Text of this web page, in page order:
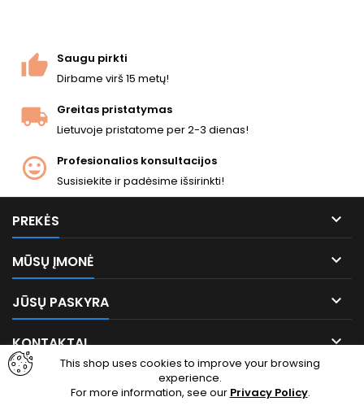
Saugu pirkti
Dirbame virš 15 metų!
Greitas pristatymas
Lietuvoje pristatome per 2-3 dienas!
Profesionalios konsultacijos
Susisiekite ir padėsime išsirinkti!
PREKĖS 
MŪSŲ ĮMONĖ 
JŪSŲ PASKYRA 
KONTAKTAI 
This shop uses cookies to improve your browsing
experience.
For more information, see our Privacy Policy.
FacebookInstagram